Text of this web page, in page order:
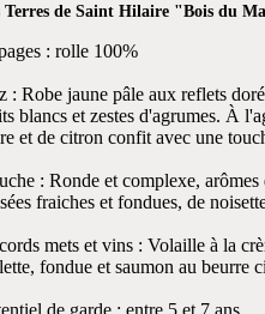
Terres de Saint Hilaire "Bois du
: rolle 100%
: Robe jaune pâle aux reflets
blancs et zestes d'agrumes. À
et de citron confit avec une
: Ronde et complexe, arômes
fraiches et fondues, de
mets et vins : Volaille à la
fondue et saumon au beurre
de garde : entre 5 et 7 ans.